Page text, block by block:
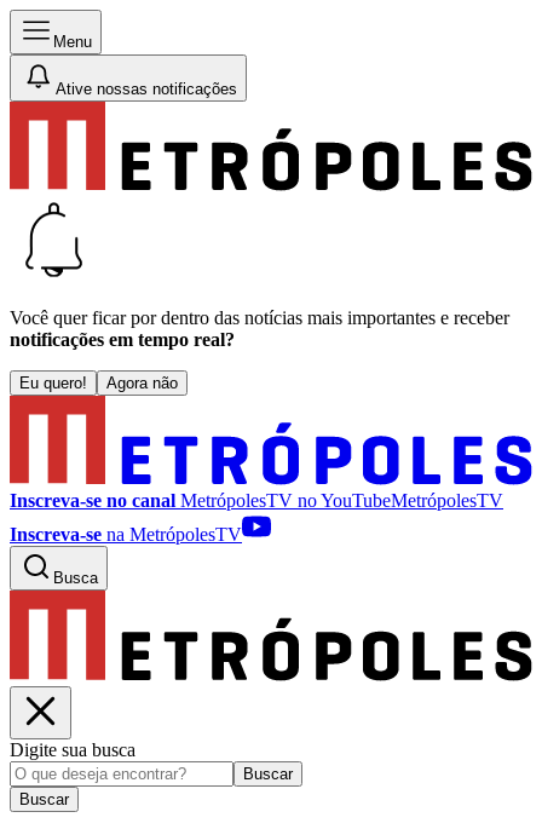
Menu
Ative nossas notificações
Você quer ficar por dentro das notícias mais importantes e receber
notificações em tempo real?
Eu quero! Agora não
Inscreva-se no canal MetrópolesTV noYouTubeMetrópolesTV
Inscreva-se na MetrópolesTV
Busca
Digite sua busca
Buscar
Buscar